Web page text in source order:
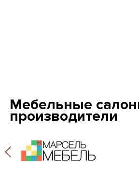
Мебельные
производители